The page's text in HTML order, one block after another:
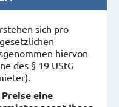
sich pro
hiervon
des § 19 UStG
eine